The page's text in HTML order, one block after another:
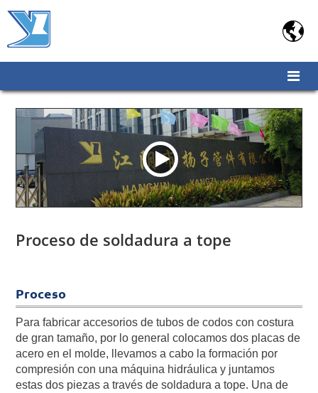

Proceso de soldadura a tope
Proceso
Para fabricar accesorios de tubos de codos con costura
de gran tamaño, por lo general colocamos dos placas de
acero en el molde, llevamos a cabo la formación por
compresión con una máquina hidráulica y juntamos
estas dos piezas a través de soldadura a tope. Una de